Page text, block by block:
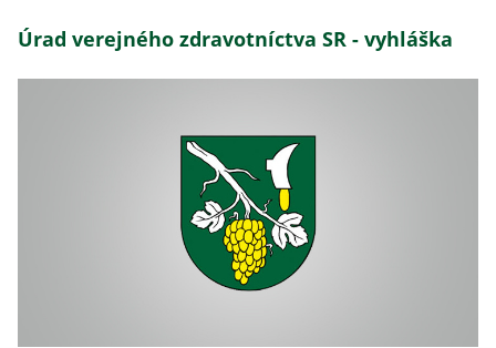
Úrad verejného zdravotníctva SR - vyhláška